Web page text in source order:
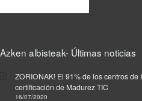
Azken albisteak- Últimas noticias
ZORIONAK! El 91% de los centros
certificación de Madurez TIC
16/07/2020